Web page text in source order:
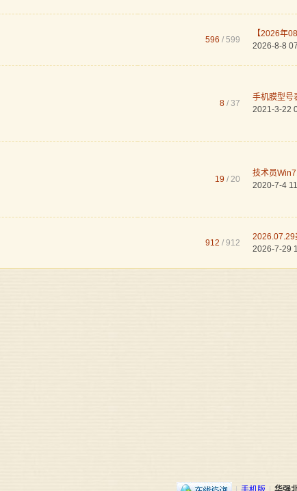
596 / 599
【2026年
2026-8-8
8 / 37
手机膜型号
2021-3-22
19 / 20
技术员
2020-7-4
912 / 912
2026.07.29
2026-7-29